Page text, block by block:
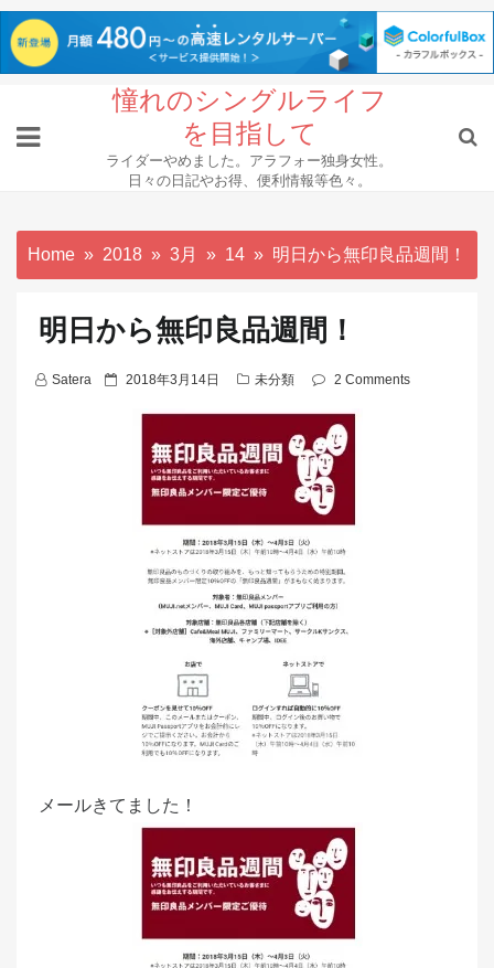
content
憧れのシングルライフ
を目指して
ライダーやめました。アラフォー独身女性。
日々の日記やお得、便利情報等色々。
Home 2018 3月 14 明日から無印良品週間！
明日から無印良品週間！
Satera
P 2018年3月14日 未分類 2 Comments
メールきてました！